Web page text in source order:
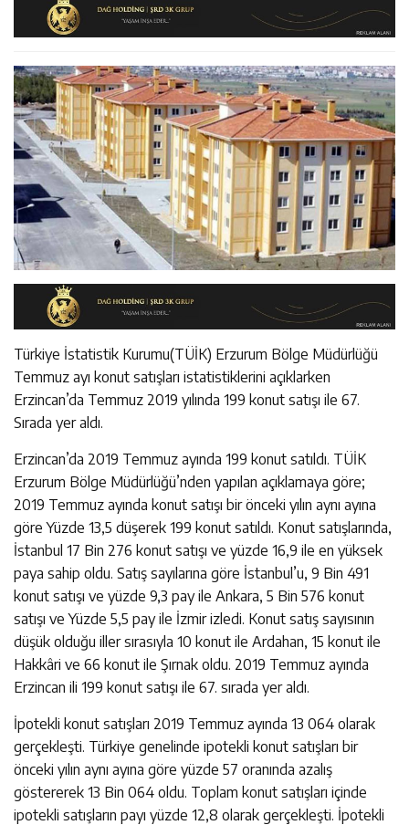
Kararında
Masaya Yatırıldı
16:40 Mustafa Sarıgül’den “Parti Değiştirdi” İddialarına Yanıt
Türkiye İstatistik Kurumu(TÜİK) Erzurum Bölge Müdürlüğü
Temmuz ayı konut satışları istatistiklerini açıklarken
Erzincan’da Temmuz 2019 yılında 199 konut satışı ile 67.
Sırada yer aldı.
Erzincan’da 2019 Temmuz ayında 199 konut satıldı. TÜİK
Erzurum Bölge Müdürlüğü’nden yapılan açıklamaya göre;
2019 Temmuz ayında konut satışı bir önceki yılın aynı ayına
göre Yüzde 13,5 düşerek 199 konut satıldı. Konut satışlarında,
İstanbul 17 Bin 276 konut satışı ve yüzde 16,9 ile en yüksek
paya sahip oldu. Satış sayılarına göre İstanbul’u, 9 Bin 491
konut satışı ve yüzde 9,3 pay ile Ankara, 5 Bin 576 konut
satışı ve Yüzde 5,5 pay ile İzmir izledi. Konut satış sayısının
düşük olduğu iller sırasıyla 10 konut ile Ardahan, 15 konut ile
Hakkâri ve 66 konut ile Şırnak oldu. 2019 Temmuz ayında
Erzincan ili 199 konut satışı ile 67. sırada yer aldı.
İpotekli konut satışları 2019 Temmuz ayında 13 064 olarak
gerçekleşti. Türkiye genelinde ipotekli konut satışları bir
önceki yılın aynı ayına göre yüzde 57 oranında azalış
göstererek 13 Bin 064 oldu. Toplam konut satışları içinde
ipotekli satışların payı yüzde 12,8 olarak gerçekleşti. İpotekli